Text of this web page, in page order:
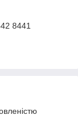
8441